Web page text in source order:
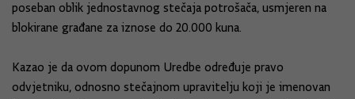
poseban oblik jednostavnog stečaja potrošača, usmjeren na
blokirane građane za iznose do 20.000 kuna.
Kazao je da ovom dopunom Uredbe određuje pravo
odvjetniku, odnosno stečajnom upravitelju koji je imenovan